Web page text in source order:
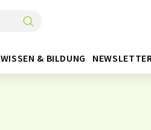
WISSEN & BILDUNG NEWSLETTER